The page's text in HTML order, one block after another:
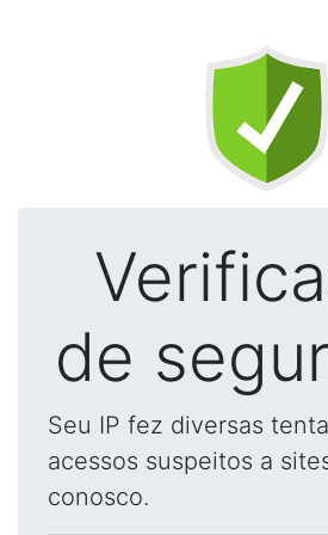
de
Seu IP fez diversas
acessos suspeitos a
conosco.